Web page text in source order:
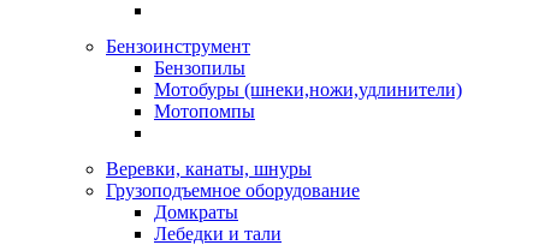
Бензоинструмент
Бензопилы
Мотобуры (шнеки,ножи,удлинители)
Мотопомпы
Веревки, канаты, шнуры
Грузоподъемное оборудование
Домкраты
Лебедки и тали